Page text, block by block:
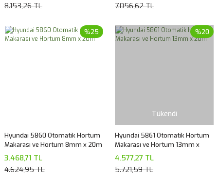
8.153,26 TL
7.056,62 TL
%25
Hyundai 5860 Otomatik Hortum
Makarası ve Hortum 8mm x 20m
3.468,71 TL
4.624,95 TL
%20
Tükendi
Hyundai 5861 Otomatik Hortum
Makarası ve Hortum 13mm x
20m
4.577,27 TL
5.721,59 TL